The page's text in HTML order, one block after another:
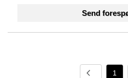
Send
1